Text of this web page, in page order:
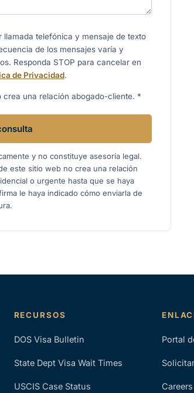
telefónica y mensaje de texto
de los mensajes varía y
Responda STOP para cancelar en
de Privacidad.
crea una relación abogado-cliente. *
y no constituye asesoría legal.
este sitio web no crea una relación
o urgente hasta que se haya
le haya indicado cómo enviarla de
RECURSOS
DOS Visa Bulletin
State Dept Visa Wait Times
USCIS Case Status
Portal
Careers